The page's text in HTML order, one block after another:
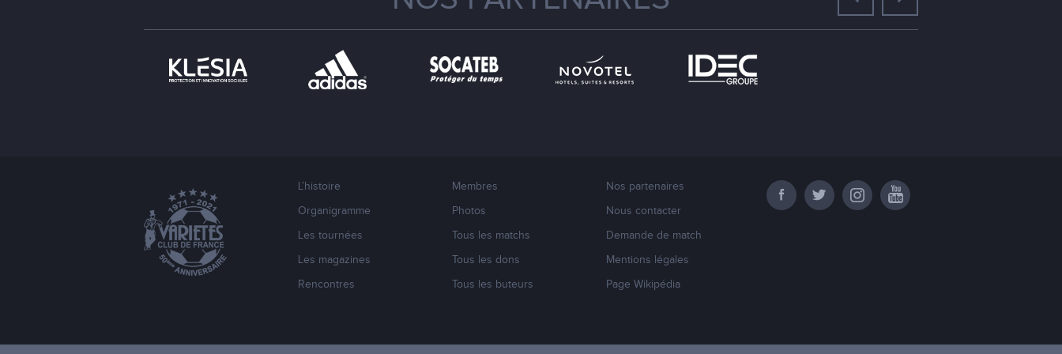
L’histoire
Organigramme
Les tournées
Les magazines
Rencontres
Membres
Photos
Tous les matchs
Tous les dons
Tous les buteurs
Nos partenaires
Nous contacter
Demande de match
Mentions légales
Page Wikipédia